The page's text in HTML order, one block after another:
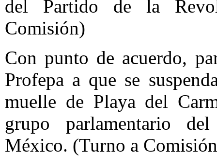
del Partido de la
Comisión)
Con punto de acuerdo,
Profepa a que se
muelle de Playa del
grupo parlamentario
México. (Turno a